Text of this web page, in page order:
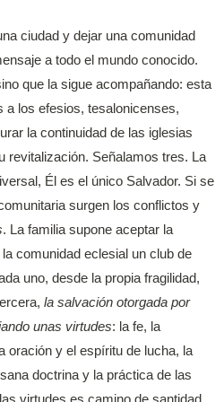
ciudad y dejar una comunidad
a todo el mundo conocido.
que la sigue acompañando: esta
los efesios, tesalonicenses,
la continuidad de las iglesias
revitalización. Señalamos tres. La
Él es el único Salvador. Si se
surgen los conflictos y
. La familia supone aceptar la
comunidad eclesial un club de
uno, desde la propia fragilidad,
la salvación otorgada por
unas virtudes: la fe, la
oración y el espíritu de lucha, la
doctrina y la práctica de las
virtudes es camino de santidad.